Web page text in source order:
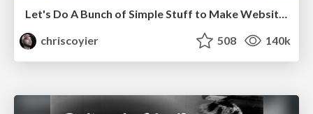
Let's Do A Bunch of Simple Stuff to Make Websites Faster
chriscoyier
508 140k